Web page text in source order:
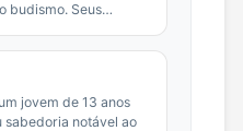
budismo. Seus
jovem de 13 anos
sabedoria notável ao